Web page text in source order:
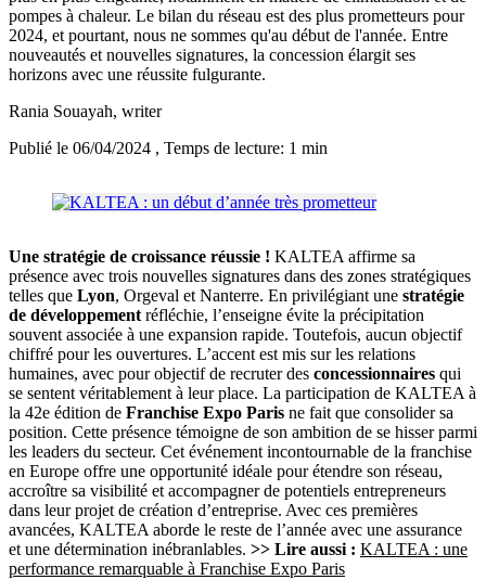
pompes à chaleur. Le bilan du réseau est des plus prometteurs pour
2024, et pourtant, nous ne sommes qu'au début de l'année. Entre
nouveautés et nouvelles signatures, la concession élargit ses
horizons avec une réussite fulgurante.
Rania Souayah, writer
Publié le 06/04/2024 , Temps de lecture: 1 min
Une stratégie de croissance réussie ! KALTEA affirme sa
présence avec trois nouvelles signatures dans des zones stratégiques
telles que Lyon, Orgeval et Nanterre. En privilégiant une stratégie
de développementréfléchie, l’enseigne évite la précipitation
souvent associée à une expansion rapide. Toutefois, aucun objectif
chiffré pour les ouvertures. L’accent est mis sur les relations
humaines, avec pour objectif de recruter des concessionnaires qui
se sentent véritablement à leur place. La participation de KALTEA à
la 42e édition de Franchise Expo Paris ne fait que consolider sa
position. Cette présence témoigne de son ambition de se hisser parmi
les leaders du secteur. Cet événement incontournable de la franchise
en Europe offre une opportunité idéale pour étendre son réseau,
accroître sa visibilité et accompagner de potentiels entrepreneurs
dans leur projet de création d’entreprise. Avec ces premières
avancées, KALTEA aborde le reste de l’année avec une assurance
et une détermination inébranlables. >> Lire aussi : KALTEA : une
performance remarquable à Franchise Expo Paris